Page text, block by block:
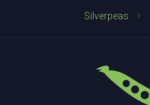
Silverpeas